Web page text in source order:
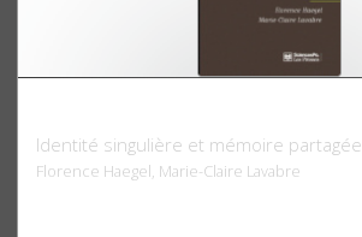
Identité singulière et mémoire partagée
Florence Haegel, Marie-Claire Lavabre